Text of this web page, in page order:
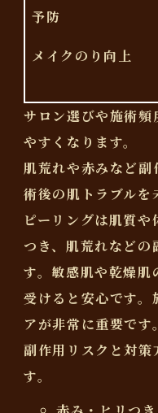
予防
メイクのり向上
サロン選びや施術頻
やすくなります。
肌荒れや赤みなど
術後の肌トラブルを
ピーリングは肌質や
つき、肌荒れなどの
す。敏感肌や乾燥肌
受けると安心です。
アが非常に重要です。
副作用リスクと対策
す。